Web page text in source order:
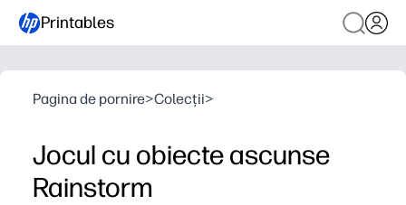
Printables
Pagina de pornire>Colecții>
Jocul cu obiecte ascunse
Rainstorm